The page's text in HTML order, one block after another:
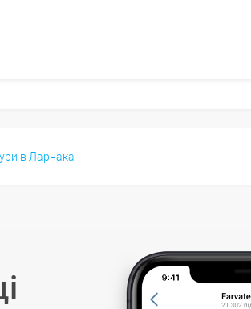
в Ларнака